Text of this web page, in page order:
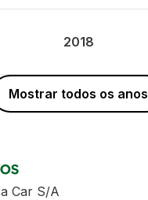
2018
Mostrar todos os anos
Car S/A